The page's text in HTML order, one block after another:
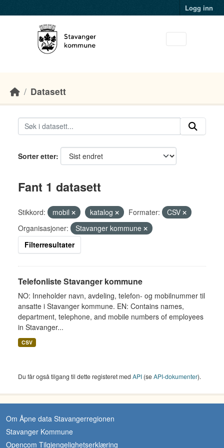
Logg inn
Datasett
Sorter etter
Fant 1 datasett
Stikkord: mobil katalog Formater:
CSV
Organisasjoner:
Stavanger kommune
Filterresultater
Telefonliste Stavanger kommune
NO: Inneholder navn, avdeling, telefon- og mobilnummer til
ansatte i Stavanger kommune. EN: Contains names,
department, telephone, and mobile numbers of employees
in Stavanger...
CSV
Du får også tilgang til dette registeret med API (seAPI-dokumenter).
Om Åpne data Stavangerregionen
Stavanger Kommune
Opencom Tilgjengelighetserklæring